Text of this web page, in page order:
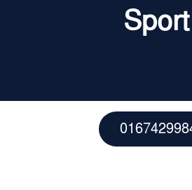
Sport